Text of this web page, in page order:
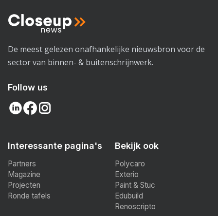
De meest gelezen onafhankelijke nieuwsbron voor de
sector van binnen- & buitenschrijnwerk.
Follow us
Interessante pagina's
Partners
Magazine
Projecten
Ronde tafels
Bekijk ook
Polycaro
Exterio
Paint & Stuc
Edubuild
Renoscripto